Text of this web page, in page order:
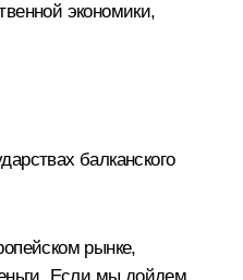
экономики,
балканского
рынке,